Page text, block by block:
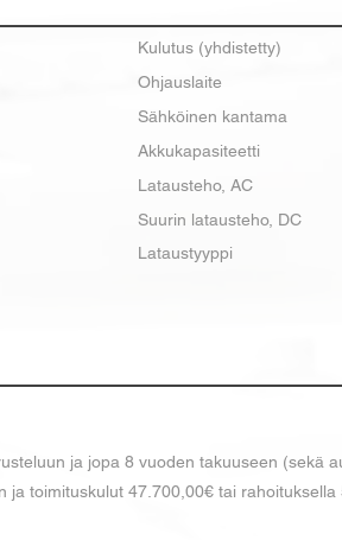
Kulutus (yhdistetty)
Ohjauslaite
Sähköinen kantama
Akkukapasiteetti
Latausteho, AC
Suurin latausteho, DC
Lataustyyppi
ja jopa 8 vuoden takuuseen (sekä
ja toimituskulut 47.700,00€ tai